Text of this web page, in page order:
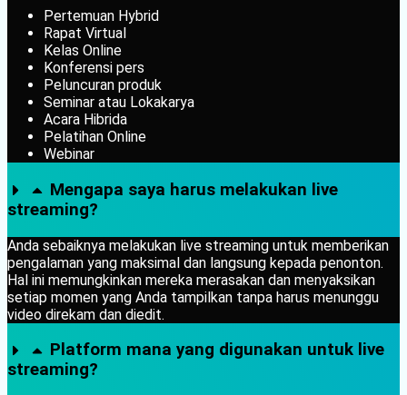
Pertemuan Hybrid
Rapat Virtual
Kelas Online
Konferensi pers
Peluncuran produk
Seminar atau Lokakarya
Acara Hibrida
Pelatihan Online
Webinar
Mengapa saya harus melakukan live
streaming?
Anda sebaiknya melakukan live streaming untuk memberikan
pengalaman yang maksimal dan langsung kepada penonton.
Hal ini memungkinkan mereka merasakan dan menyaksikan
setiap momen yang Anda tampilkan tanpa harus menunggu
video direkam dan diedit.
Platform mana yang digunakan untuk live
streaming?